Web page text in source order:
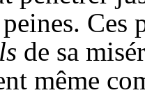
Ces
de sa
même